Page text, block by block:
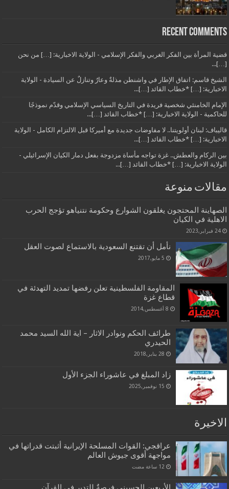
Recent Comments
قضية المرأة بين الفكر الغربي والفكر الإسلامي - الولاية الاخبارية: […] من نحن
[…]...
الشيخ قاسم: اتفاق الإطار في واشنطن مذلةٌ وعارٌ وتنازلٌ عن السيادة - الولاية
الاخبارية: […] *خطاب القائد […]...
الإمام الخامنئي شخصية فريدة في التاريخ السياسي الإسلامي وقدّم نموذجًا
للحاكمية - الولاية الاخبارية: […] *خطاب القائد […]...
قاليباف: لبنان أولويتنا.. لا مفاوضات جديدة مع أميركا قبل الالتزام الكامل - الولاية
الاخبارية: […] *خطاب القائد […]...
بين الركام والعطش.. غزة تواجه مأساة مزدوجة بفعل دمار الكيان الإسرائيلي -
الولاية الاخبارية: […] *خطاب القائد […]...
مقالات منوعة
الصهاينة المحتجون يغلقون الشوارع وحكومة نتنياهو تؤجج الحرب
الاهلية في الكيان
24 فبراير,2023
نأمل أن تقتنع السعودية بالاستماع لصوت العقل
5 مايو,2017
المقاومة الفلسطينية تعلن رفضها تمديد التهدئة في
قطاع غزة
8 أغسطس,2014
طرائف الحكم ونوادر الاثار – اية الله السيد محمد
الحيدري
28 يناير,2018
زاد المبلغ في عاشوراء الجزء الأول
15 نوفمبر,2025
الاخيرة
عراقجي: القوات المسلحة الإيرانية أثبتت قدراتها في
مواجهة أقوى جيوش العالم